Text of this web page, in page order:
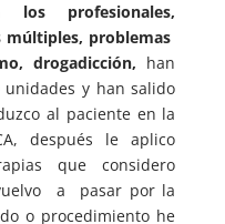
los profesionales,
múltiples, problemas
drogadicción, han
unidades y han salido
al paciente en la
después le aplico
que considero
a pasar por la
o procedimiento he